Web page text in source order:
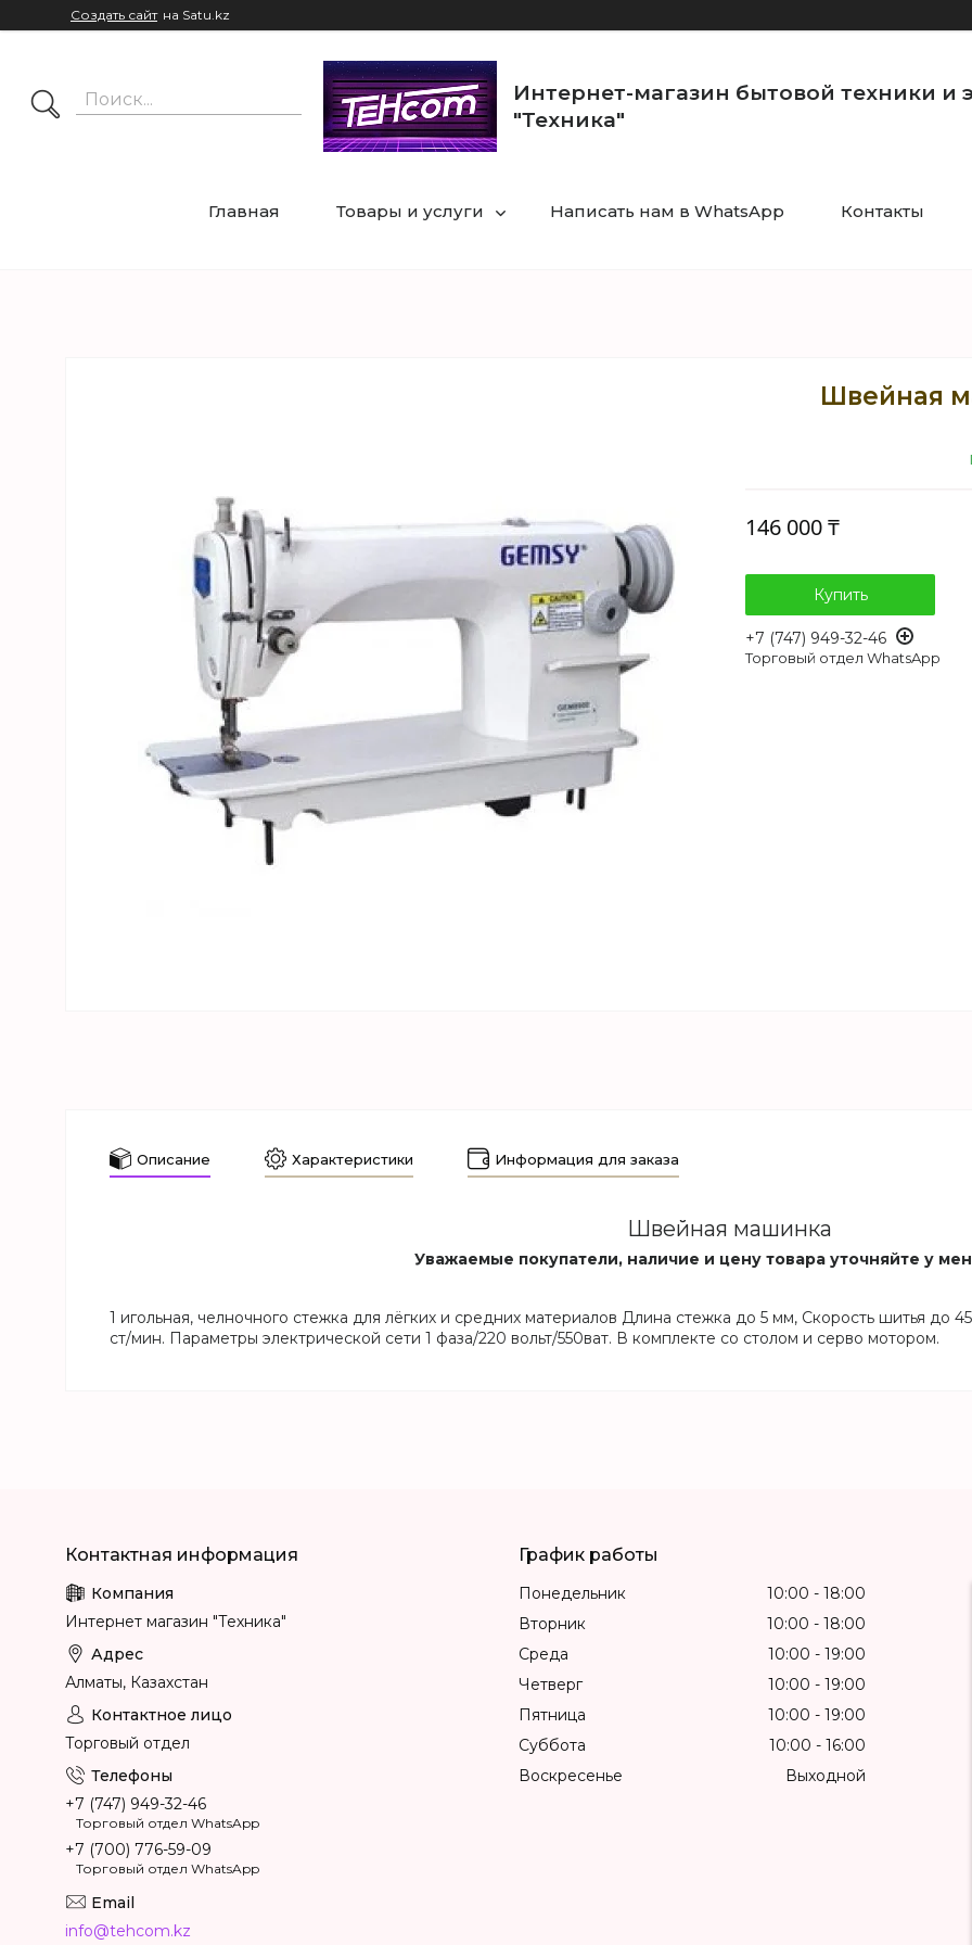
Создать сайт на Satu.kz
Интернет-магазин бытовой техники и
"Техника"
Главная Товары и услуги Написать нам в WhatsApp Контакты
Швейная
146 000 ₸
Купить
+7 (747) 949-32-46
Торговый отдел WhatsApp
Описание Характеристики Информация для заказа
Швейная машинка
Уважаемые покупатели, наличие и цену товара уточняйте у
1 игольная, челночного стежка для лёгких и средних материалов Длина стежка до 5 мм, Скорость шитья до
ст/мин. Параметры электрической сети 1 фаза/220 вольт/550ват. В комплекте со столом и серво мотором.
Интернет магазин "Техника"
Алматы, Казахстан
Торговый отдел
+7 (747) 949-32-46
Торговый отдел WhatsApp
+7 (700) 776-59-09
Торговый отдел WhatsApp
info@tehcom.kz
График работы
Понедельник 10:00
18:00
Вторник
10:00
18:00
Среда
10:00
19:00
Четверг
10:00
19:00
Пятница
10:00
19:00
Суббота
10:00
16:00
Воскресенье
Выходной